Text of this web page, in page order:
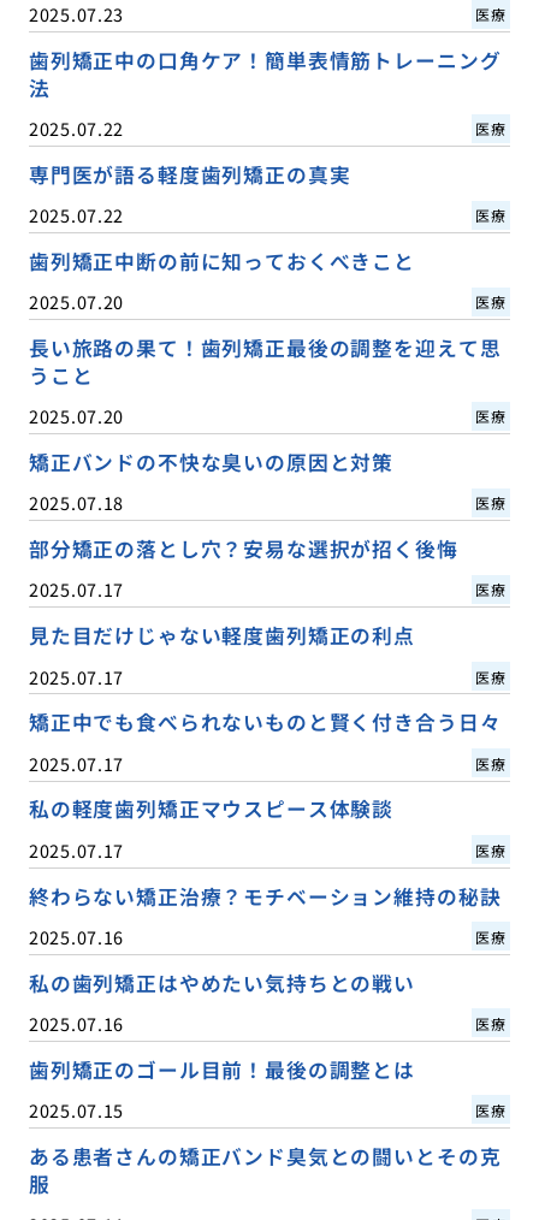
2025.07.23 医療
歯列矯正中の口角ケア！簡単表情筋トレーニング
法
2025.07.22 医療
専門医が語る軽度歯列矯正の真実
2025.07.22 医療
歯列矯正中断の前に知っておくべきこと
2025.07.20 医療
長い旅路の果て！歯列矯正最後の調整を迎えて思
うこと
2025.07.20 医療
矯正バンドの不快な臭いの原因と対策
2025.07.18 医療
部分矯正の落とし穴？安易な選択が招く後悔
2025.07.17 医療
見た目だけじゃない軽度歯列矯正の利点
2025.07.17 医療
矯正中でも食べられないものと賢く付き合う日々
2025.07.17 医療
私の軽度歯列矯正マウスピース体験談
2025.07.17 医療
終わらない矯正治療？モチベーション維持の秘訣
2025.07.16 医療
私の歯列矯正はやめたい気持ちとの戦い
2025.07.16 医療
歯列矯正のゴール目前！最後の調整とは
2025.07.15 医療
ある患者さんの矯正バンド臭気との闘いとその克
服